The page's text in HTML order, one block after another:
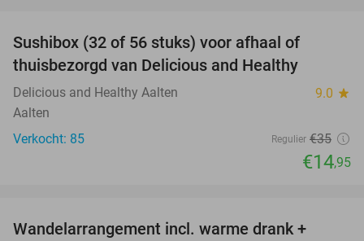
Sushibox (32 of 56 stuks) voor afhaal of
thuisbezorgd van Delicious and Healthy
Delicious and Healthy Aalten 9.0 star
Aalten
Verkocht: 85
Regulier €35
€14,95
Wandelarrangement incl. warme drank +